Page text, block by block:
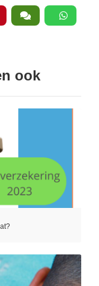
ook